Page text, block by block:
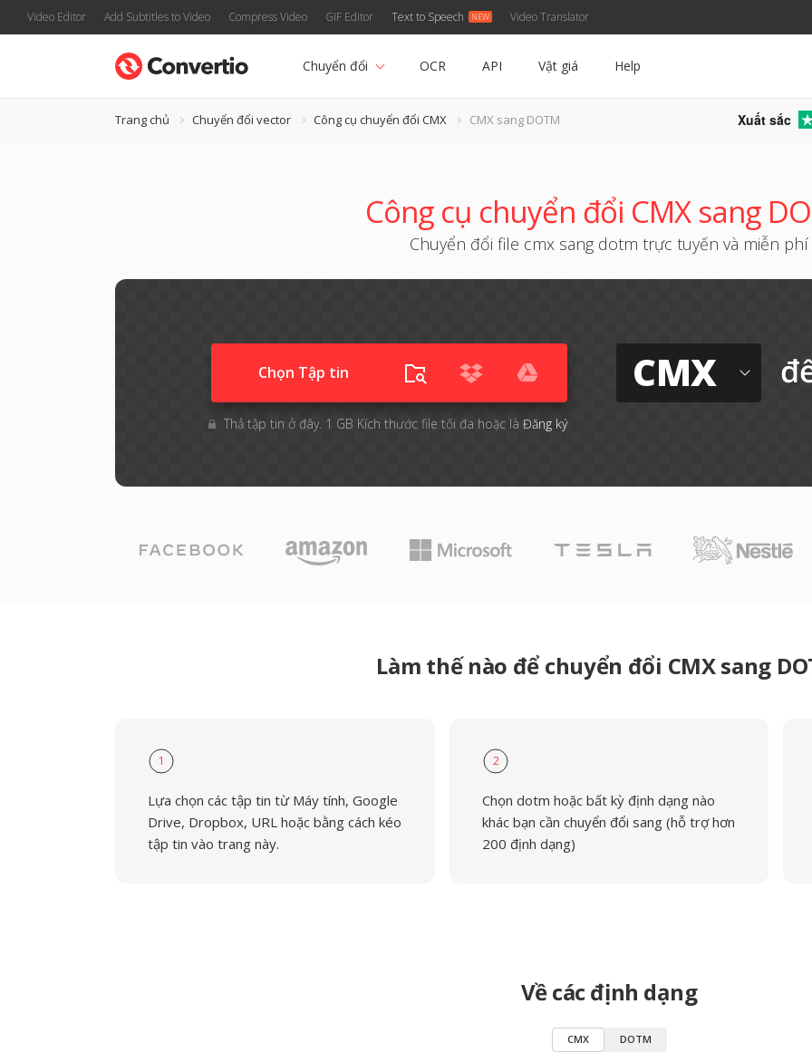
Video Editor Add Subtitles to Video Compress Video GIF Editor Text to Speech Video Translator
Chuyển đổi OCR API Vật giá Help
Trang chủ Chuyển đổi vector Công cụ chuyển đổi CMX CMX sang DOTM Xuất sắc
Công cụ chuyển đổi CMX sang
Chuyển đổi file cmx sang dotm trực tuyến và miễn phí
Chọn Tập tin
Thả tập tin ở đây. 1 GB Kích thước file tối đa hoặc là Đăng ký
CMX
Làm thế nào để chuyển đổi CMX sang
1
Lựa chọn các tập tin từ Máy tính, Google
Drive, Dropbox, URL hoặc bằng cách kéo
tập tin vào trang này.
2
Chọn dotm hoặc bất kỳ định dạng nào
khác bạn cần chuyển đổi sang (hỗ trợ hơn
200 định dạng)
Về các định dạng
CMX DOTM